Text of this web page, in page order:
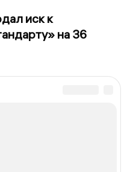
иск к
на 36